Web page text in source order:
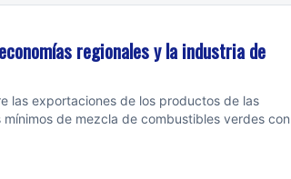
regionales y la industria de
las exportaciones de los productos de las
de mezcla de combustibles verdes con